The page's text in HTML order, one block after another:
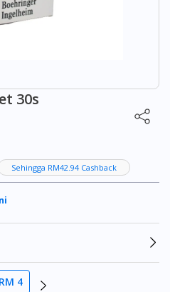
30s
Sehingga RM42.94 Cashback
RM 4